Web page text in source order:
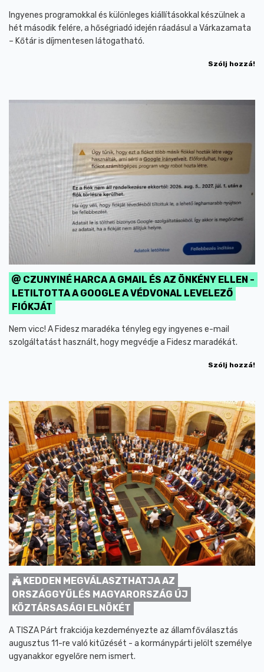
Ingyenes programokkal és különleges kiállításokkal készülnek a
hét második felére, a hőségriadó idején ráadásul a Várkazamata
– Kőtár is díjmentesen látogatható.
Szólj hozzá!
CZUNYINÉ HARCA A GMAIL ÉS AZ ÖNKÉNY ELLEN -
LETILTOTTA A GOOGLE A VÉDVONAL LEVELEZŐ
FIÓKJÁT
Nem vicc! A Fidesz maradéka tényleg egy ingyenes e-mail
szolgáltatást használt, hogy megvédje a Fidesz maradékát.
Szólj hozzá!
KEDDEN MEGVÁLASZTHATJA AZ
ORSZÁGGYŰLÉS MAGYARORSZÁG ÚJ
KÖZTÁRSASÁGI ELNÖKÉT
A TISZA Párt frakciója kezdeményezte az államfőválasztás
augusztus 11-re való kitűzését - a kormánypárti jelölt személye
ugyanakkor egyelőre nem ismert.